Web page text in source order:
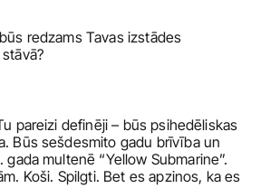
redzams Tavas izstādes
pareizi definēji – būs psihedēliskas
Būs sešdesmito gadu brīvība un
gada multenē “Yellow Submarine”.
Koši. Spilgti. Bet es apzinos, ka es